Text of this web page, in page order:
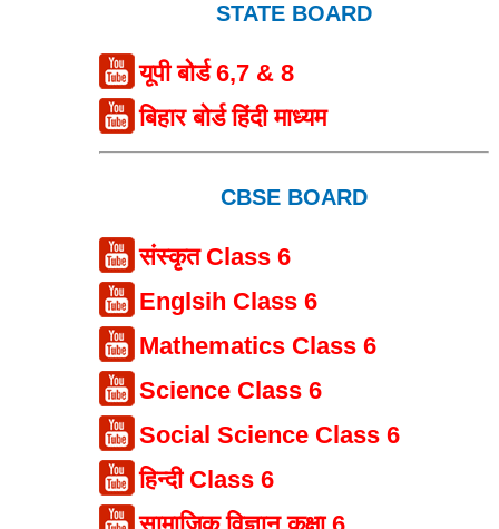
STATE BOARD
यूपी बोर्ड 6,7 & 8
बिहार बोर्ड हिंदी माध्यम
CBSE BOARD
संस्कृत Class 6
Englsih Class 6
Mathematics Class 6
Science Class 6
Social Science Class 6
हिन्दी Class 6